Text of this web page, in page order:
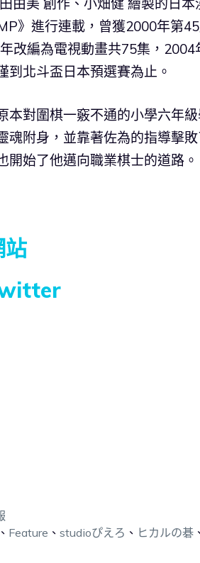
由美 創作、小畑健 繪製的日
》進行連載，曾獲2000年第
改編為電視動畫共75集，
到北斗盃日本預選賽為止。
本對圍棋一竅不通的小學六年
魂附身，並靠著佐為的指導擊
開始了他邁向職業棋士的道路。
站
Feature 、 studioぴえろ 、 ヒカルの碁